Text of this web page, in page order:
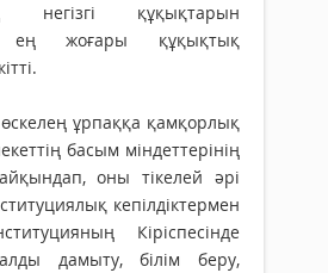
негізгі құқықтарын
ең жоғары құқықтық
ұрпаққа қамқорлық
басым міндеттерінің
оны тікелей әрі
кепілдіктермен
Кіріспесінде
дамыту, білім беру,